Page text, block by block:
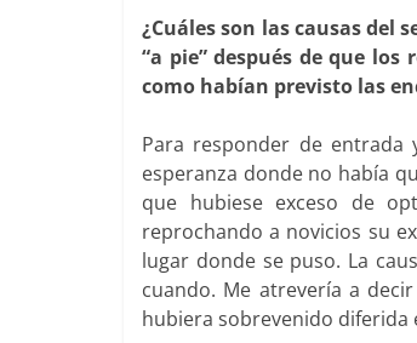
¿Cuáles son las causas del
“a pie” después de que
como habían previsto las
Para responder de
esperanza donde no había
que hubiese exceso de
reprochando a novicios su
lugar donde se puso. La
cuando. Me atrevería a
hubiera sobrevenido diferida